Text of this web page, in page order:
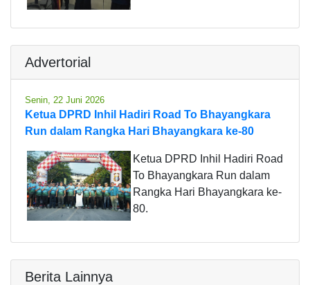
Advertorial
Senin, 22 Juni 2026
Ketua DPRD Inhil Hadiri Road To Bhayangkara
Run dalam Rangka Hari Bhayangkara ke-80
Ketua DPRD Inhil Hadiri Road
To Bhayangkara Run dalam
Rangka Hari Bhayangkara ke-
80.
Berita Lainnya